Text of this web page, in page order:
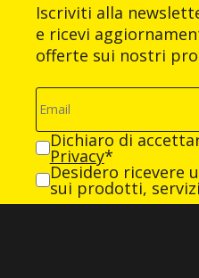
Iscriviti alla
e ricevi
offerte sui nostri
Dichiaro di
Privacy*
Desidero ricevere
sui prodotti,